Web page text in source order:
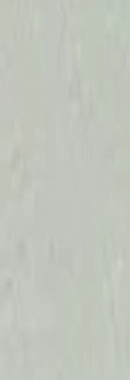
с салфеткой